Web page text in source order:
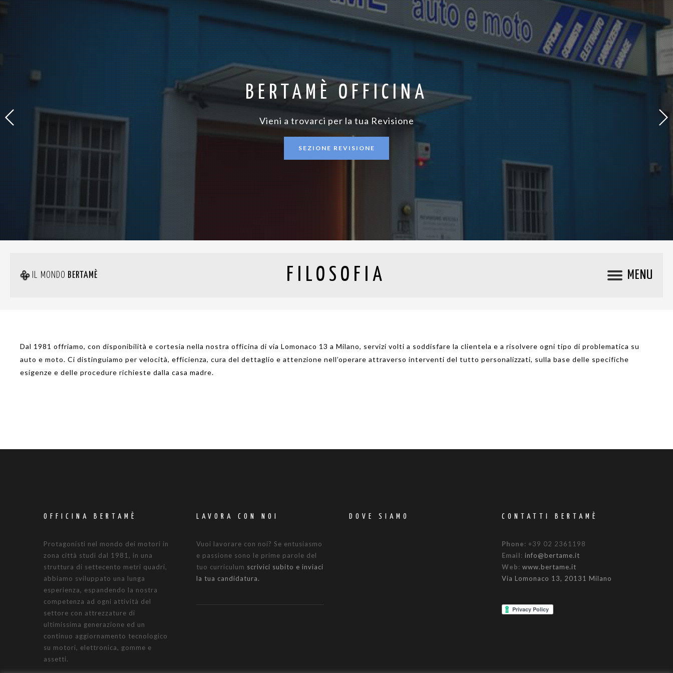
BERTAMÈ OFFICINA
Vieni a trovarci per la tua Revisione
SEZIONE REVISIONE
IL MONDO BERTAMÈ FILOSOFIA MENU
Dal 1981 offriamo, con disponibilità e cortesia nella nostra officina di via Lomonaco 13 a Milano, servizi volti a soddisfare la clientela e a risolvere ogni tipo di problematica su
auto e moto. Ci distinguiamo per velocità, efficienza, cura del dettaglio e attenzione nell’operare attraverso interventi del tutto personalizzati, sulla base delle specifiche
esigenze e delle procedure richieste dalla casa madre.
OFFICINA BERTAMÈ
Protagonisti nel mondo dei motori in
zona città studi dal 1981, in una
struttura di settecento metri quadri,
abbiamo sviluppato una lunga
esperienza, espandendo la nostra
competenza ad ogni attività del
settore con attrezzature di
ultimissima generazione ed un
continuo aggiornamento tecnologico
su motori, elettronica, gomme e
assetti.
LAVORA CON NOI
Vuoi lavorare con noi? Se entusiasmo
e passione sono le prime parole del
tuo curriculum scrivici subito e inviaci
la tua candidatura.
DOVE SIAMO CONTATTI BERTAMÈ
Phone: +39 02 2361198
Email: info@bertame.it
Web: www.bertame.it
Via Lomonaco 13, 20131 Milano